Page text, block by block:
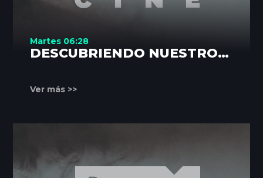
Martes 06:28
DESCUBRIENDO NUESTROS
Ver más >>